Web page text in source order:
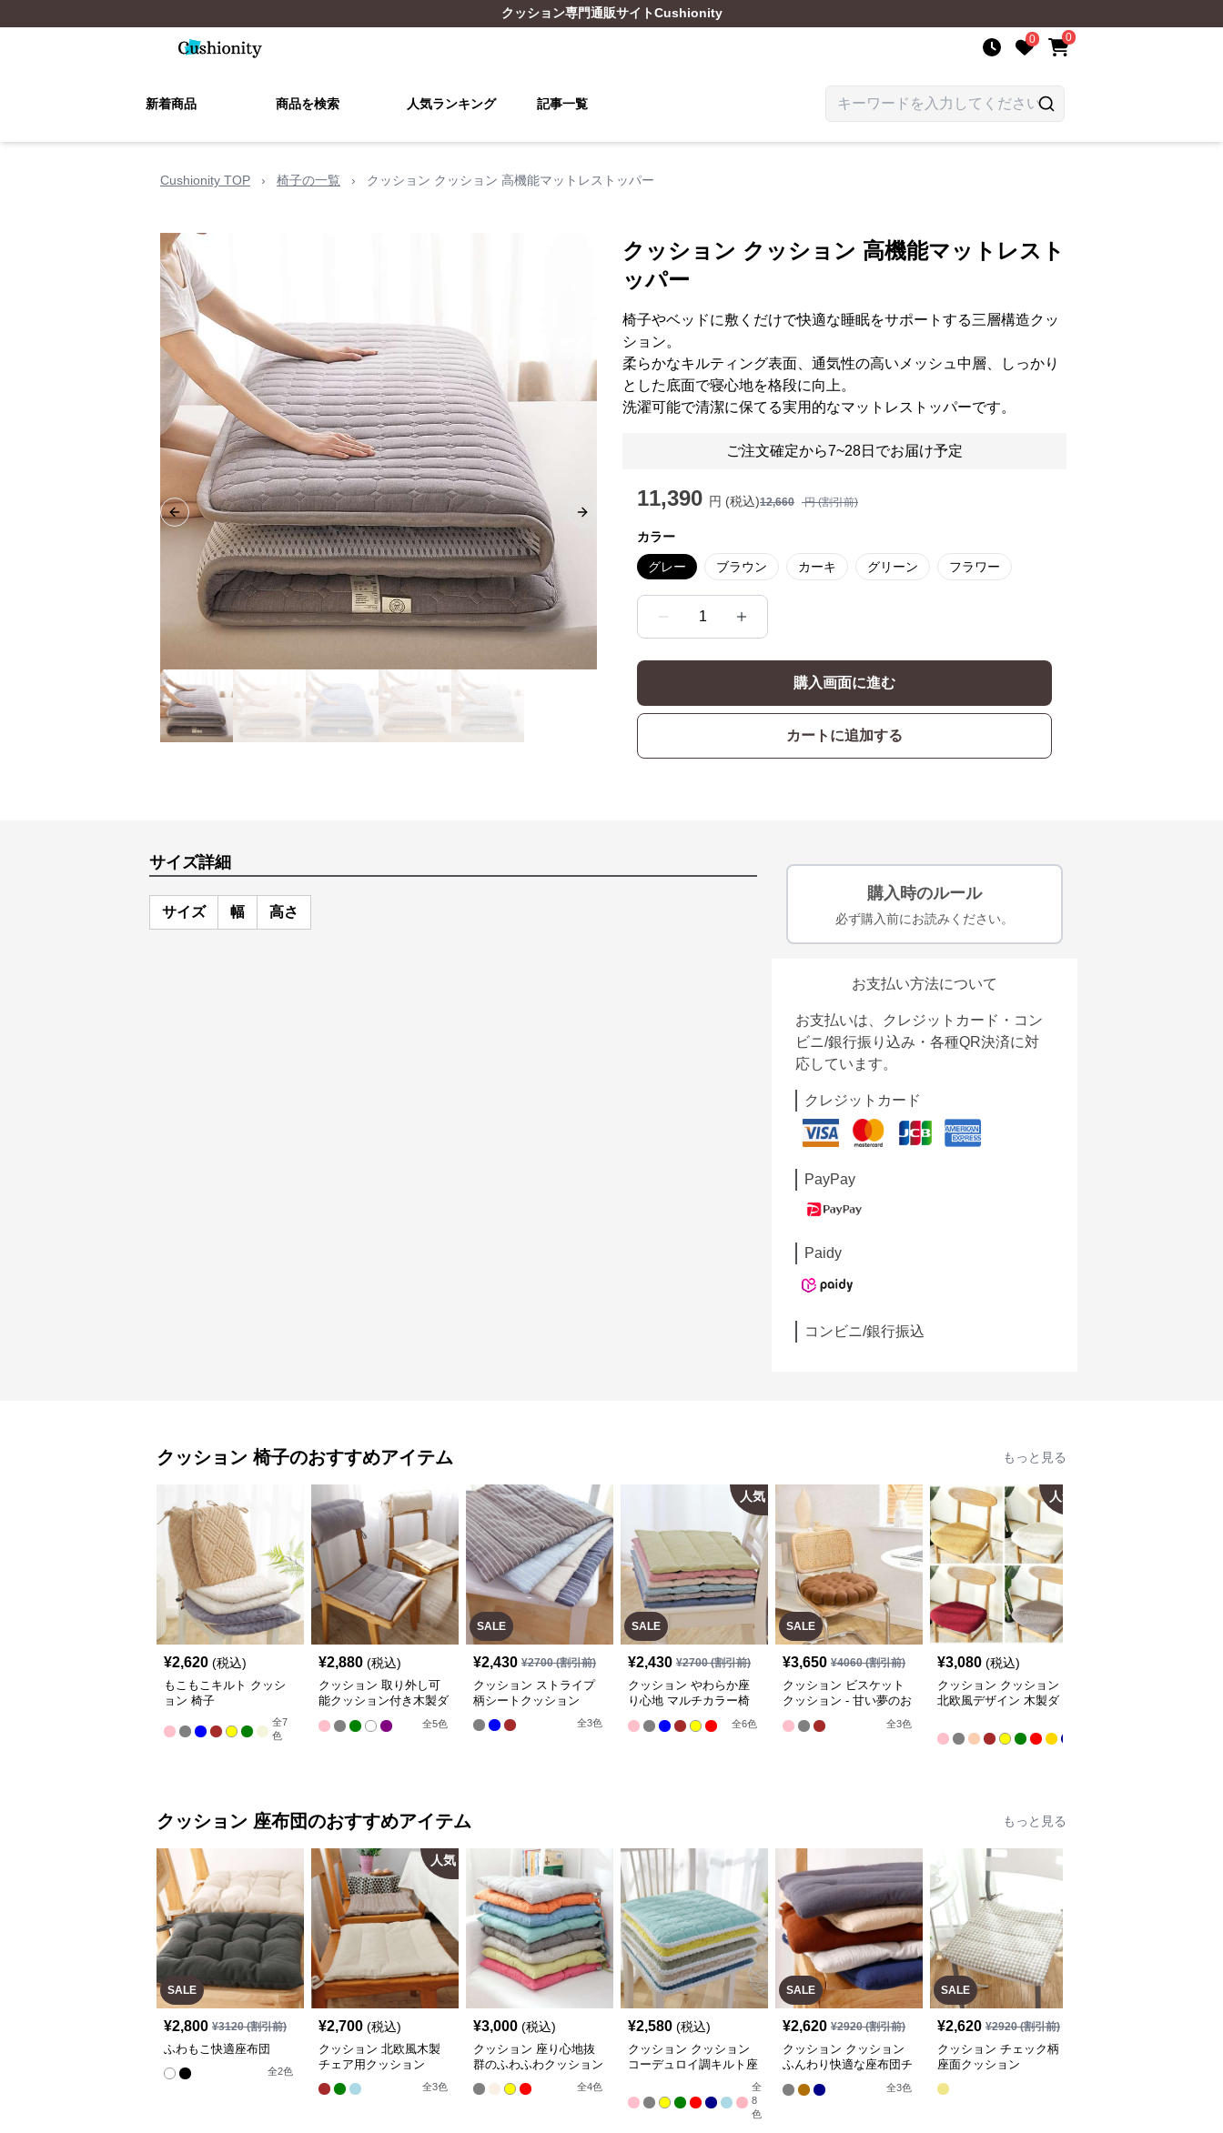
クッション専門通販サイトCushionity
0 0
新着商品 商品を検索 人気ランキング 記事一覧
Cushionity TOP › 椅子の一覧 › クッション クッション 高機能マットレストッパー
Previous slide Next slide
クッション クッション 高機能マットレスト
ッパー
椅子やベッドに敷くだけで快適な睡眠をサポートする三層構造クッ
ション。
柔らかなキルティング表面、通気性の高いメッシュ中層、しっかり
とした底面で寝心地を格段に向上。
洗濯可能で清潔に保てる実用的なマットレストッパーです。
ご注文確定から7~28日でお届け予定
11,390 円 (税込)12,660 円 (割引前)
カラー
グレー ブラウン カーキ グリーン フラワー
1
購入画面に進む
カートに追加する
サイズ詳細
サイズ 幅 高さ
購入時のルール
必ず購入前にお読みください。
お支払い方法について
お支払いは、クレジットカード・コン
ビニ/銀行振り込み・各種QR決済に対
応しています。
クレジットカード
PayPay
Paidy
コンビニ/銀行振込
クッション 椅子のおすすめアイテム もっと見る
¥2,620 (税込)
もこもこキルト クッシ
ョン 椅子
全7
色
¥2,880 (税込)
クッション 取り外し可
能クッション付き木製ダ
全5色
SALE
¥2,430 ¥2700(割引前)
クッション ストライプ
柄シートクッション
全3色
SALE
人気
¥2,430 ¥2700(割引前)
クッション やわらか座
り心地 マルチカラー椅
全6色
SALE
¥3,650 ¥4060(割引前)
クッション ビスケット
クッション - 甘い夢のお
全3色
人気
¥3,080 (税込)
クッション クッション
北欧風デザイン 木製ダ
クッション 座布団のおすすめアイテム もっと見る
SALE
¥2,800 ¥3120(割引前)
ふわもこ快適座布団
全2色
人気
¥2,700 (税込)
クッション 北欧風木製
チェア用クッション
全3色
¥3,000 (税込)
クッション 座り心地抜
群のふわふわクッション
全4色
¥2,580 (税込)
クッション クッション
コーデュロイ調キルト座
全
8
色
SALE
¥2,620 ¥2920(割引前)
クッション クッション
ふんわり快適な座布団チ
全3色
SALE
¥2,620 ¥2920(割引前)
クッション チェック柄
座面クッション